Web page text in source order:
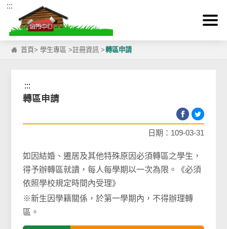
跳到主要內容區塊
:::
首頁>學生專區 >註冊資訊 >轉區申請
:::
轉區申請
日期：109-03-31
如因結婚、遷居及其他特殊原因必須轉區之學生，
得予辦轉區就讀，每人每學期以一次為限。《必須
依照學校規定時間內受理》
※新生因學籍關係，於第一學期內，不得辦理轉
區。